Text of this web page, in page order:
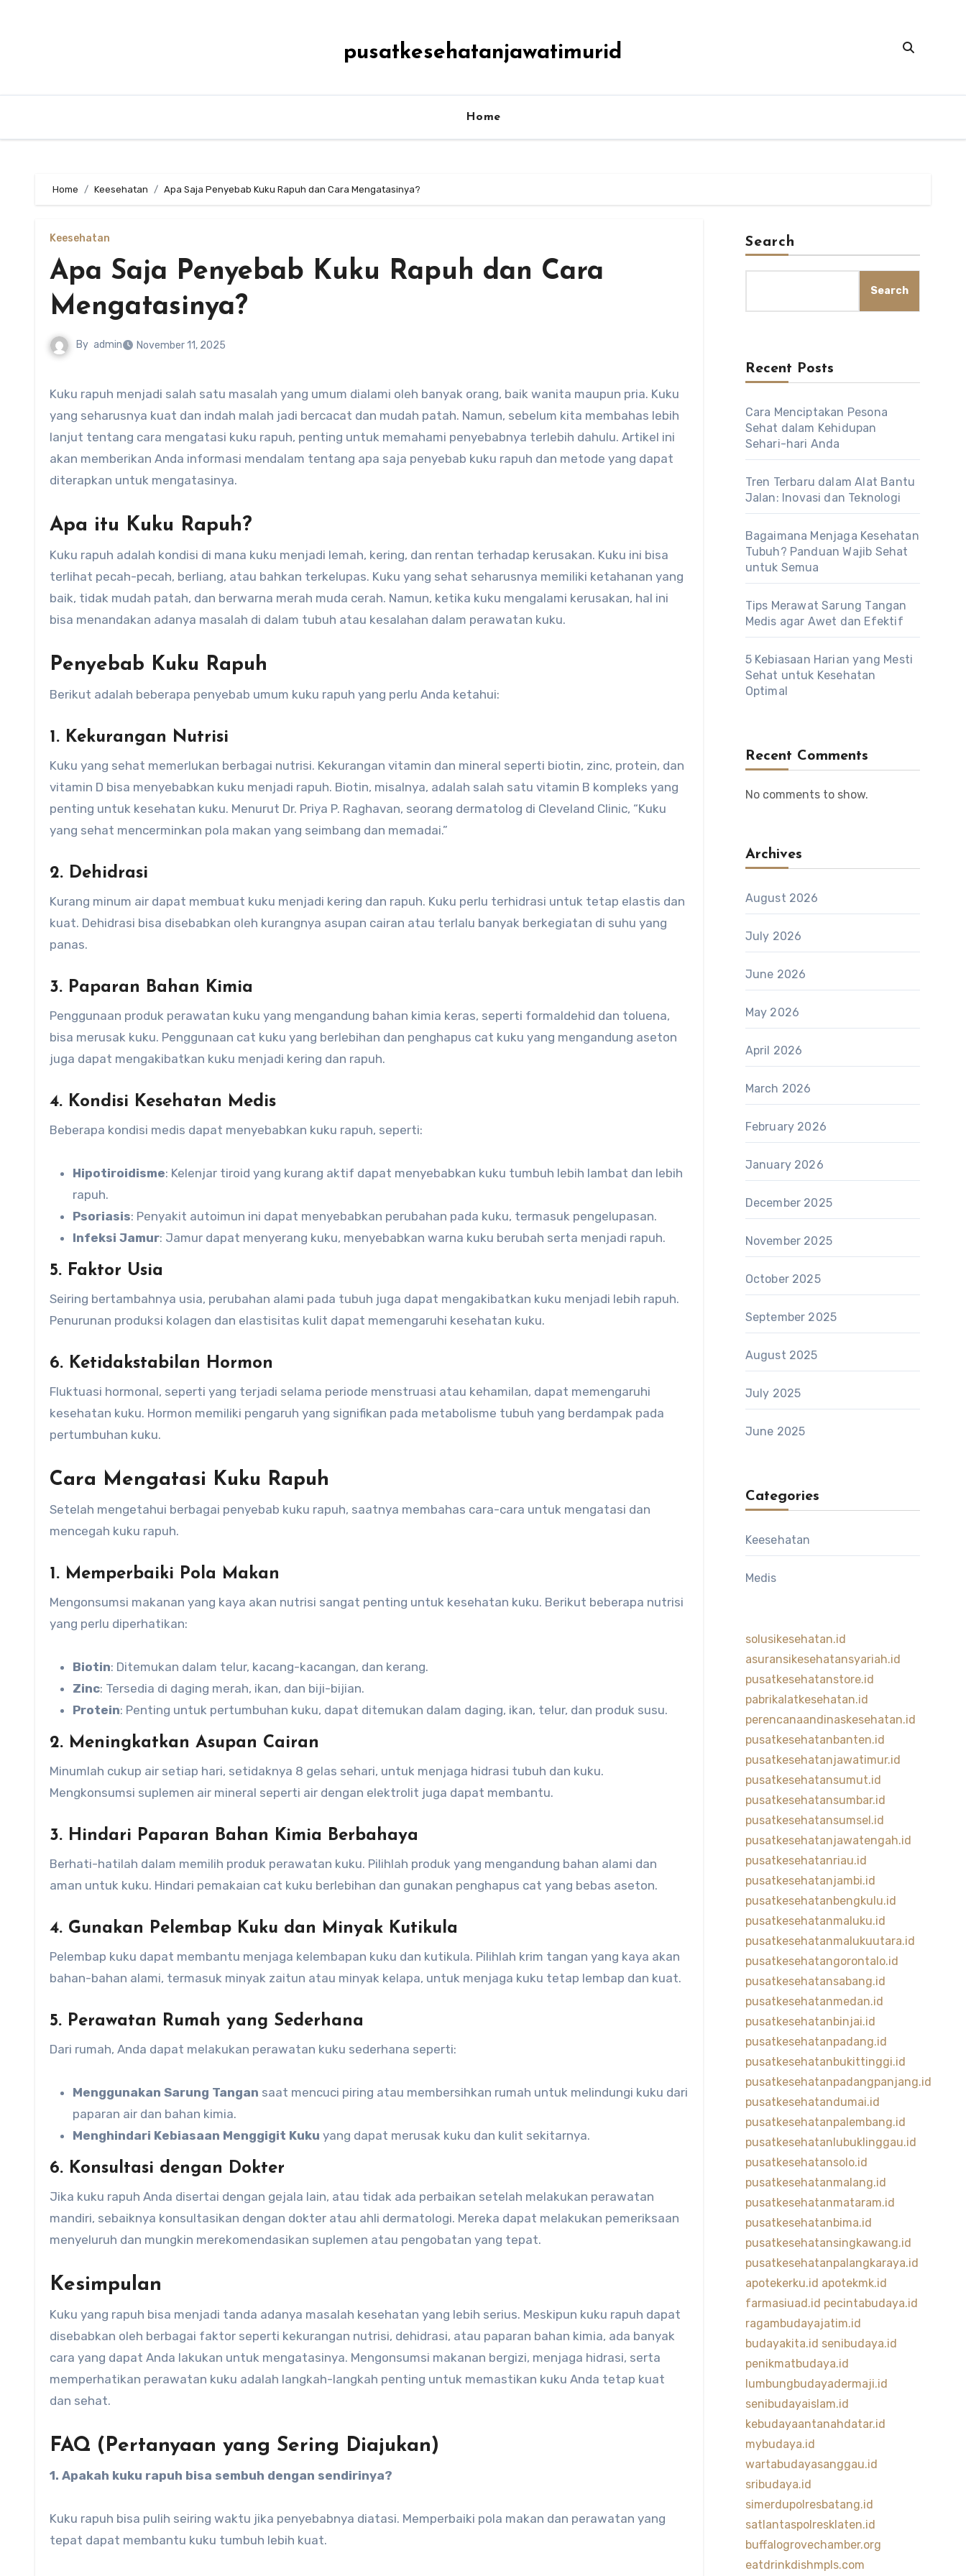
pusatkesehatanjawatimurid
Home
Home Keesehatan Apa Saja Penyebab Kuku Rapuh dan Cara Mengatasinya?
Keesehatan
Apa Saja Penyebab Kuku Rapuh dan Cara
Mengatasinya?
By admin November 11, 2025
Kuku rapuh menjadi salah satu masalah yang umum dialami oleh banyak orang, baik wanita maupun pria. Kuku
yang seharusnya kuat dan indah malah jadi bercacat dan mudah patah. Namun, sebelum kita membahas lebih
lanjut tentang cara mengatasi kuku rapuh, penting untuk memahami penyebabnya terlebih dahulu. Artikel ini
akan memberikan Anda informasi mendalam tentang apa saja penyebab kuku rapuh dan metode yang dapat
diterapkan untuk mengatasinya.
Apa itu Kuku Rapuh?
Kuku rapuh adalah kondisi di mana kuku menjadi lemah, kering, dan rentan terhadap kerusakan. Kuku ini bisa
terlihat pecah-pecah, berliang, atau bahkan terkelupas. Kuku yang sehat seharusnya memiliki ketahanan yang
baik, tidak mudah patah, dan berwarna merah muda cerah. Namun, ketika kuku mengalami kerusakan, hal ini
bisa menandakan adanya masalah di dalam tubuh atau kesalahan dalam perawatan kuku.
Penyebab Kuku Rapuh
Berikut adalah beberapa penyebab umum kuku rapuh yang perlu Anda ketahui:
1. Kekurangan Nutrisi
Kuku yang sehat memerlukan berbagai nutrisi. Kekurangan vitamin dan mineral seperti biotin, zinc, protein, dan
vitamin D bisa menyebabkan kuku menjadi rapuh. Biotin, misalnya, adalah salah satu vitamin B kompleks yang
penting untuk kesehatan kuku. Menurut Dr. Priya P. Raghavan, seorang dermatolog di Cleveland Clinic, “Kuku
yang sehat mencerminkan pola makan yang seimbang dan memadai.”
2. Dehidrasi
Kurang minum air dapat membuat kuku menjadi kering dan rapuh. Kuku perlu terhidrasi untuk tetap elastis dan
kuat. Dehidrasi bisa disebabkan oleh kurangnya asupan cairan atau terlalu banyak berkegiatan di suhu yang
panas.
3. Paparan Bahan Kimia
Penggunaan produk perawatan kuku yang mengandung bahan kimia keras, seperti formaldehid dan toluena,
bisa merusak kuku. Penggunaan cat kuku yang berlebihan dan penghapus cat kuku yang mengandung aseton
juga dapat mengakibatkan kuku menjadi kering dan rapuh.
4. Kondisi Kesehatan Medis
Beberapa kondisi medis dapat menyebabkan kuku rapuh, seperti:
Hipotiroidisme: Kelenjar tiroid yang kurang aktif dapat menyebabkan kuku tumbuh lebih lambat dan lebih
rapuh.
Psoriasis: Penyakit autoimun ini dapat menyebabkan perubahan pada kuku, termasuk pengelupasan.
Infeksi Jamur: Jamur dapat menyerang kuku, menyebabkan warna kuku berubah serta menjadi rapuh.
5. Faktor Usia
Seiring bertambahnya usia, perubahan alami pada tubuh juga dapat mengakibatkan kuku menjadi lebih rapuh.
Penurunan produksi kolagen dan elastisitas kulit dapat memengaruhi kesehatan kuku.
6. Ketidakstabilan Hormon
Fluktuasi hormonal, seperti yang terjadi selama periode menstruasi atau kehamilan, dapat memengaruhi
kesehatan kuku. Hormon memiliki pengaruh yang signifikan pada metabolisme tubuh yang berdampak pada
pertumbuhan kuku.
Cara Mengatasi Kuku Rapuh
Setelah mengetahui berbagai penyebab kuku rapuh, saatnya membahas cara-cara untuk mengatasi dan
mencegah kuku rapuh.
1. Memperbaiki Pola Makan
Mengonsumsi makanan yang kaya akan nutrisi sangat penting untuk kesehatan kuku. Berikut beberapa nutrisi
yang perlu diperhatikan:
Biotin: Ditemukan dalam telur, kacang-kacangan, dan kerang.
Zinc: Tersedia di daging merah, ikan, dan biji-bijian.
Protein: Penting untuk pertumbuhan kuku, dapat ditemukan dalam daging, ikan, telur, dan produk susu.
2. Meningkatkan Asupan Cairan
Minumlah cukup air setiap hari, setidaknya 8 gelas sehari, untuk menjaga hidrasi tubuh dan kuku.
Mengkonsumsi suplemen air mineral seperti air dengan elektrolit juga dapat membantu.
3. Hindari Paparan Bahan Kimia Berbahaya
Berhati-hatilah dalam memilih produk perawatan kuku. Pilihlah produk yang mengandung bahan alami dan
aman untuk kuku. Hindari pemakaian cat kuku berlebihan dan gunakan penghapus cat yang bebas aseton.
4. Gunakan Pelembap Kuku dan Minyak Kutikula
Pelembap kuku dapat membantu menjaga kelembapan kuku dan kutikula. Pilihlah krim tangan yang kaya akan
bahan-bahan alami, termasuk minyak zaitun atau minyak kelapa, untuk menjaga kuku tetap lembap dan kuat.
5. Perawatan Rumah yang Sederhana
Dari rumah, Anda dapat melakukan perawatan kuku sederhana seperti:
Menggunakan Sarung Tangan saat mencuci piring atau membersihkan rumah untuk melindungi kuku dari
paparan air dan bahan kimia.
Menghindari Kebiasaan Menggigit Kuku yang dapat merusak kuku dan kulit sekitarnya.
6. Konsultasi dengan Dokter
Jika kuku rapuh Anda disertai dengan gejala lain, atau tidak ada perbaikan setelah melakukan perawatan
mandiri, sebaiknya konsultasikan dengan dokter atau ahli dermatologi. Mereka dapat melakukan pemeriksaan
menyeluruh dan mungkin merekomendasikan suplemen atau pengobatan yang tepat.
Kesimpulan
Kuku yang rapuh bisa menjadi tanda adanya masalah kesehatan yang lebih serius. Meskipun kuku rapuh dapat
disebabkan oleh berbagai faktor seperti kekurangan nutrisi, dehidrasi, atau paparan bahan kimia, ada banyak
cara yang dapat Anda lakukan untuk mengatasinya. Mengonsumsi makanan bergizi, menjaga hidrasi, serta
memperhatikan perawatan kuku adalah langkah-langkah penting untuk memastikan kuku Anda tetap kuat
dan sehat.
FAQ (Pertanyaan yang Sering Diajukan)
1. Apakah kuku rapuh bisa sembuh dengan sendirinya?
Kuku rapuh bisa pulih seiring waktu jika penyebabnya diatasi. Memperbaiki pola makan dan perawatan yang
tepat dapat membantu kuku tumbuh lebih kuat.
Search
Search
Recent Posts
Cara Menciptakan Pesona
Sehat dalam Kehidupan
Sehari-hari Anda
Tren Terbaru dalam Alat Bantu
Jalan: Inovasi dan Teknologi
Bagaimana Menjaga Kesehatan
Tubuh? Panduan Wajib Sehat
untuk Semua
Tips Merawat Sarung Tangan
Medis agar Awet dan Efektif
5 Kebiasaan Harian yang Mesti
Sehat untuk Kesehatan
Optimal
Recent Comments
No comments to show.
Archives
August 2026
July 2026
June 2026
May 2026
April 2026
March 2026
February 2026
January 2026
December 2025
November 2025
October 2025
September 2025
August 2025
July 2025
June 2025
Categories
Keesehatan
Medis
solusikesehatan.id
asuransikesehatansyariah.id
pusatkesehatanstore.id
pabrikalatkesehatan.id
perencanaandinaskesehatan.id
pusatkesehatanbanten.id
pusatkesehatanjawatimur.id
pusatkesehatansumut.id
pusatkesehatansumbar.id
pusatkesehatansumsel.id
pusatkesehatanjawatengah.id
pusatkesehatanriau.id
pusatkesehatanjambi.id
pusatkesehatanbengkulu.id
pusatkesehatanmaluku.id
pusatkesehatanmalukuutara.id
pusatkesehatangorontalo.id
pusatkesehatansabang.id
pusatkesehatanmedan.id
pusatkesehatanbinjai.id
pusatkesehatanpadang.id
pusatkesehatanbukittinggi.id
pusatkesehatanpadangpanjang.id
pusatkesehatandumai.id
pusatkesehatanpalembang.id
pusatkesehatanlubuklinggau.id
pusatkesehatansolo.id
pusatkesehatanmalang.id
pusatkesehatanmataram.id
pusatkesehatanbima.id
pusatkesehatansingkawang.id
pusatkesehatanpalangkaraya.id
apotekerku.id apotekmk.id
farmasiuad.id pecintabudaya.id
ragambudayajatim.id
budayakita.id senibudaya.id
penikmatbudaya.id
lumbungbudayadermaji.id
senibudayaislam.id
kebudayaantanahdatar.id
mybudaya.id
wartabudayasanggau.id
sribudaya.id
simerdupolresbatang.id
satlantaspolresklaten.id
buffalogrovechamber.org
eatdrinkdishmpls.com